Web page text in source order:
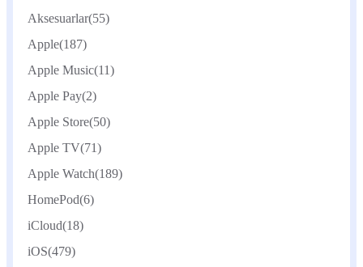
Aksesuarlar(55)
Apple(187)
Apple Music(11)
Apple Pay(2)
Apple Store(50)
Apple TV(71)
Apple Watch(189)
HomePod(6)
iCloud(18)
iOS(479)